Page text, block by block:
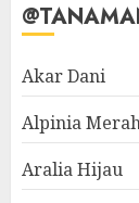
Akar Dani
Alpinia
Aralia Hijau